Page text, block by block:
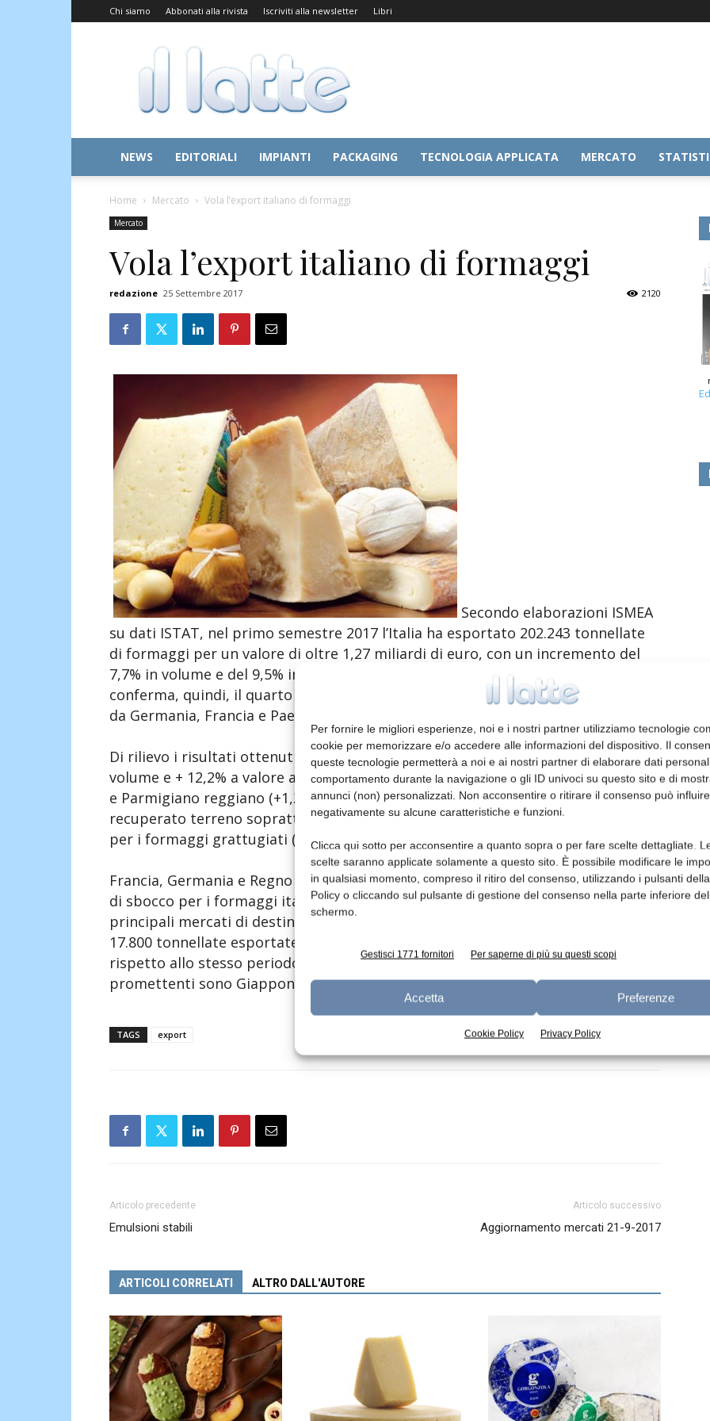
Per fornire le migliori esperienze, noi e i nostri partner utilizziamo tecnologie
cookie per memorizzare e/o accedere alle informazioni del dispositivo. Il
queste tecnologie permetterà a noi e ai nostri partner di elaborare dati
comportamento durante la navigazione o gli ID univoci su questo sito e di
annunci (non) personalizzati. Non acconsentire o ritirare il consenso può influire
negativamente su alcune caratteristiche e funzioni.
Clicca qui sotto per acconsentire a quanto sopra o per fare scelte dettagliate.
scelte saranno applicate solamente a questo sito. È possibile modificare le
in qualsiasi momento, compreso il ritiro del consenso, utilizzando i pulsanti
Policy o cliccando sul pulsante di gestione del consenso nella parte inferiore
schermo.
Gestisci 1771 fornitori Per saperne di più su questi scopi
Accetta Preferenze
Cookie Policy Privacy Policy
Chi siamo Abbonati alla rivista Iscriviti alla newsletter Libri
Il
Latte
NEWS EDITORIALI IMPIANTI PACKAGING TECNOLOGIA APPLICATA MERCATO
Home Mercato Vola l’export italiano di formaggi
Mercato
Vola l’export italiano di formaggi
redazione 25 Settembre 2017 2120
Secondo elaborazioni ISMEA
su dati ISTAT, nel primo semestre 2017 l’Italia ha esportato 202.243 tonnellate
di formaggi per un valore di oltre 1,27 miliardi di euro, con un incremento del
7,7% in volume e del 9,5% in valore rispetto allo scorso anno. L’Italia si
conferma, quindi, il quarto Paese esportatore a livello mondiale, preceduto solo
da Germania, Francia e Paesi Bassi.
Di rilievo i risultati ottenuti dai formaggi freschi, mozzarella inclusa: +10,7% in
volume e + 12,2% a valore anno su anno. Soddisfazioni anche per Grana padano
e Parmigiano reggiano (+1,2% in volume e +10,1% a valore), che hanno
recuperato terreno soprattutto sul fronte dei prezzi medi unitari all’export, e
per i formaggi grattugiati (+14,7% in volume e +19,1% a valore).
Francia, Germania e Regno Unito si confermano, nell’ordine, i primi tre mercati
di sbocco per i formaggi italiani, ma è negli Stati Uniti (4° nella classifica dei
principali mercati di destinazione) che l’Italia consolida la propria leadership con
17.800 tonnellate esportate nei primi sei mesi del 2017 e un rialzo del 13%
rispetto allo stesso periodo dello scorso anno. Altri mercati d’oltreoceano
promettenti sono Giappone (+12% in volume), Canada (+8%) e Cina (+30%).
TAGS export
Articolo precedente
Emulsioni stabili
Articolo successivo
Aggiornamento mercati 21-9-2017
ARTICOLI CORRELATI ALTRO DALL'AUTORE